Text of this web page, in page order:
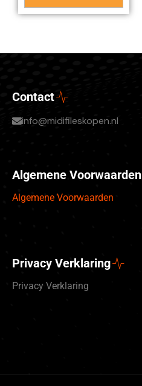
Contact
info@midifileskopen.nl
Algemene Voorwaarden
Algemene Voorwaarden
Privacy Verklaring
Privacy Verklaring